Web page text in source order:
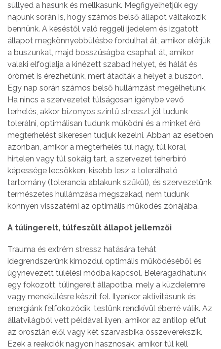
süllyed a hasunk és mellkasunk. Megfigyelhetjük egy
napunk során is, hogy számos belső állapot váltakozik
bennünk. A késéstől való reggeli ijedelem és izgatott
állapot megkönnyebbülésbe fordulhat át, amikor elérjük
a buszunkat, majd bosszúságba csaphat át, amikor
valaki elfoglalja a kinézett szabad helyet, és hálát és
örömet is érezhetünk, mert átadták a helyet a buszon.
Egy nap során számos belső hullámzást megélhetünk.
Ha nincs a szervezetet túlságosan igénybe vevő
terhelés, akkor bizonyos szintű stresszt jól tudunk
tolerálni, optimálisan tudunk működni és a minket érő
megterhelést sikeresen tudjuk kezelni. Abban az esetben
azonban, amikor a megterhelés túl nagy, túl korai,
hirtelen vagy túl sokáig tart, a szervezet teherbíró
képessége lecsökken, kisebb lesz a tolerálható
tartomány (tolerancia ablakunk szűkül), és szervezetünk
természetes hullámzása megszakad, nem tudunk
könnyen visszatérni az optimális működés zónájába.
A túlingerelt, túlfeszült állapot jellemzői
Trauma és extrém stressz hatására tehát
idegrendszerünk kimozdul optimális működéséből és
úgynevezett túlélési módba kapcsol. Beleragadhatunk
egy fokozott, túlingerelt állapotba, mely a küzdelemre
vagy menekülésre készít fel. Ilyenkor aktivitásunk és
energiánk felfokozódik, testünk rendkívül éberré válik. Az
állatvilágból vett példával ilyen, amikor az antilop elfut
az oroszlán elől vagy két szarvasbika összeverekszik.
Ezek a reakciók nagyon hasznosak, amikor túl kell